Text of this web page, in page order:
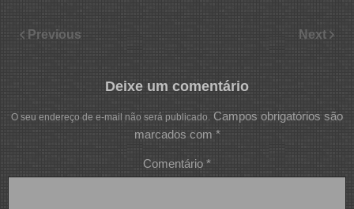
Previous Next
Deixe um comentário
O seu endereço de e-mail não será publicado. Campos obrigatórios são
marcados com *
Comentário *